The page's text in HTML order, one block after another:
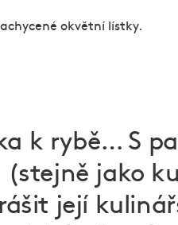
k rybě… S
(stejně jako
její